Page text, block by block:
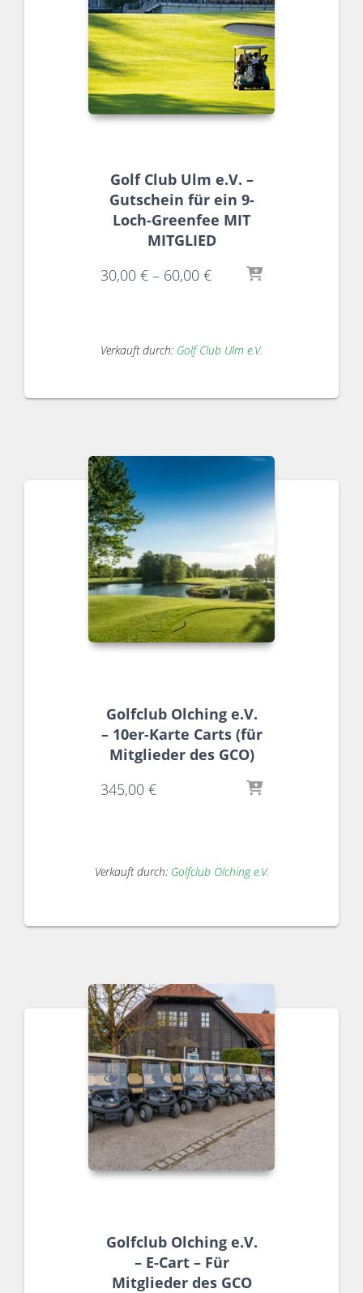
Golf Club Ulm e.V. –
Gutschein für ein 9-
Loch-Greenfee MIT
MITGLIED
30,00 € – 60,00 €
Verkauft durch: Golf Club Ulm e.V.
Golfclub Olching e.V.
– 10er-Karte Carts (für
Mitglieder des GCO)
345,00 €
Verkauft durch: Golfclub Olching e.V.
Golfclub Olching e.V.
– E-Cart – Für
Mitglieder des GCO